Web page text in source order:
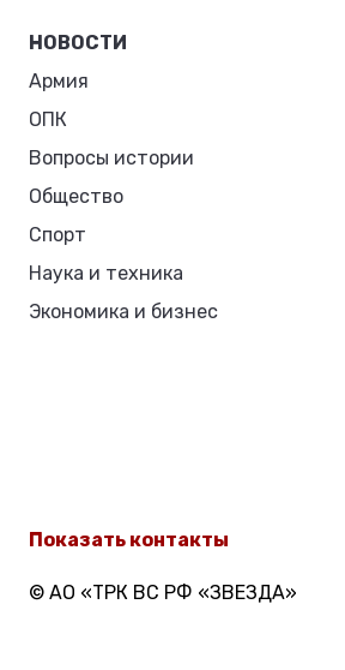
НОВОСТИ
Армия
ОПК
Вопросы истории
Общество
Спорт
Наука и техника
Экономика и бизнес
Показать контакты
© АО «ТРК ВС РФ «ЗВЕЗДА»